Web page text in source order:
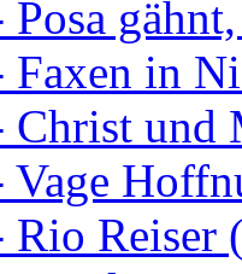
Posa
in
Christ und
Vage
Rio Reiser